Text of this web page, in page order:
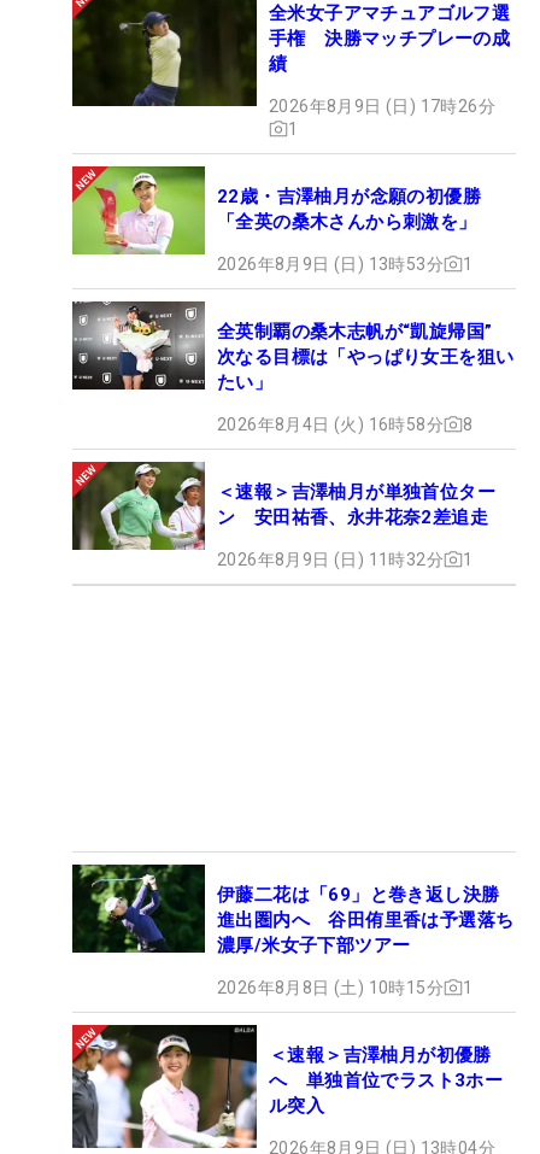
全米女子アマチュアゴルフ選
手権 決勝マッチプレーの成
績
2026年8月9日 (日) 17時26分
1
22歳・吉澤柚月が念願の初優勝
「全英の桑木さんから刺激を」
2026年8月9日 (日) 13時53分 1
全英制覇の桑木志帆が“凱旋帰国”
次なる目標は「やっぱり女王を狙い
たい」
2026年8月4日 (火) 16時58分 8
＜速報＞吉澤柚月が単独首位ター
ン 安田祐香、永井花奈2差追走
2026年8月9日 (日) 11時32分 1
伊藤二花は「69」と巻き返し決勝
進出圏内へ 谷田侑里香は予選落ち
濃厚/米女子下部ツアー
2026年8月8日 (土) 10時15分 1
＜速報＞吉澤柚月が初優勝
へ 単独首位でラスト3ホー
ル突入
2026年8月9日 (日) 13時04分